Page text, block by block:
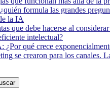
formula las grandes
la IA
que debe hacerse al
intelectual?
¿Por qué crece
se crearon para los canales.